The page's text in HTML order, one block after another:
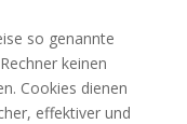
so genannte
keinen
Cookies dienen
effektiver und